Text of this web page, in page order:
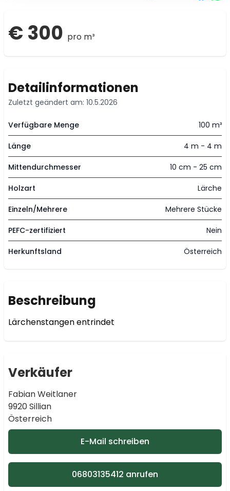
€ 300 pro m³
Detailinformationen
Zuletzt geändert am: 10.5.2026
Verfügbare Menge 100 m³
Länge 4 m - 4 m
Mittendurchmesser 10 cm - 25 cm
Holzart Lärche
Einzeln/Mehrere Mehrere Stücke
PEFC-zertifiziert Nein
Herkunftsland Österreich
Beschreibung
Lärchenstangen entrindet
Verkäufer
Fabian Weitlaner
9920 Sillian
Österreich
E-Mail schreiben
06803135412 anrufen